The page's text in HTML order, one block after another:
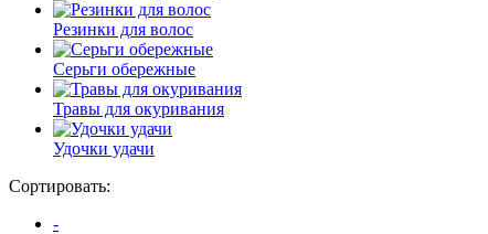
Резинки для волос
Серьги обережные
Травы для окуривания
Удочки удачи
Сортировать:
-